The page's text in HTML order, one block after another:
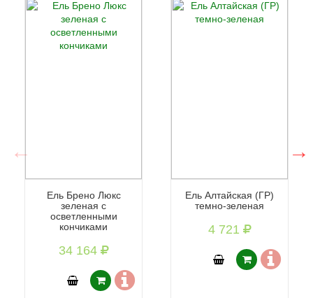
Ель Брено Люкс
зеленая с
осветленными
кончиками
34 164
Ель Алтайская (ГР)
темно-зеленая
4 721